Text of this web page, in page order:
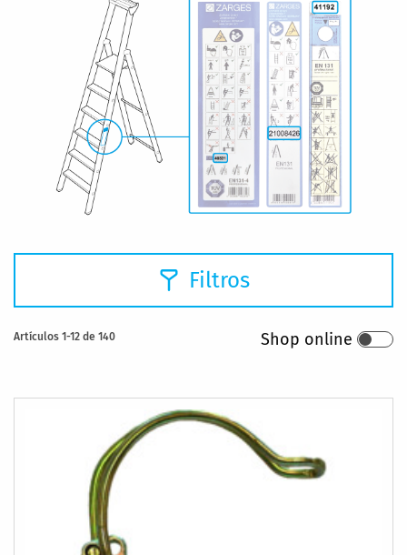
Filtros
Artículos 1-12 de 140 Shop online